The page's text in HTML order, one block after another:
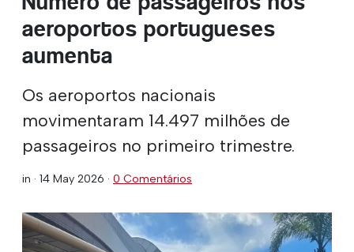
aeroportos portugueses
aumenta
Os aeroportos nacionais
movimentaram 14.497 milhões de
passageiros no primeiro trimestre.
in · 14 May 2026 · 0 Comentários